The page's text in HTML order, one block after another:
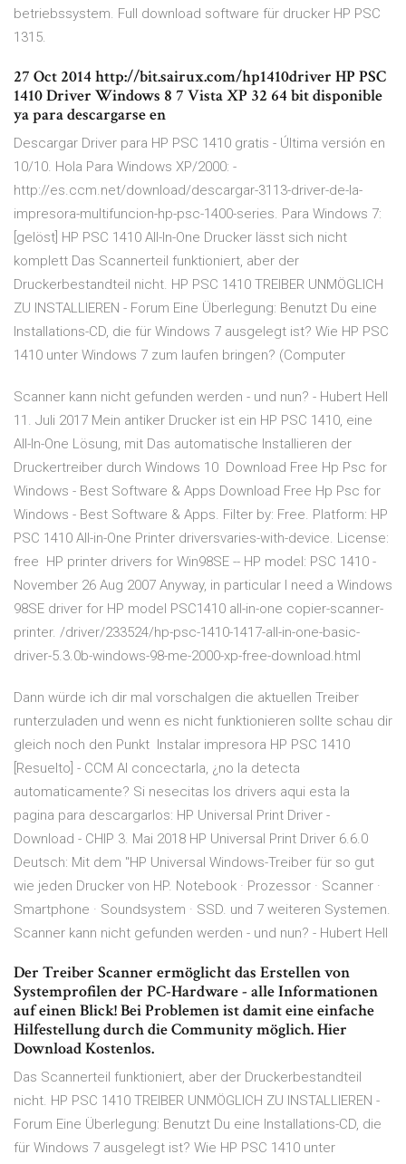
betriebssystem. Full download software für drucker HP PSC
1315.
27 Oct 2014 http://bit.sairux.com/hp1410driver HP PSC
1410 Driver Windows 8 7 Vista XP 32 64 bit disponible
ya para descargarse en
Descargar Driver para HP PSC 1410 gratis - Última versión en
10/10. Hola Para Windows XP/2000: -
http://es.ccm.net/download/descargar-3113-driver-de-la-
impresora-multifuncion-hp-psc-1400-series. Para Windows 7:
[gelöst] HP PSC 1410 All-In-One Drucker lässt sich nicht
komplett Das Scannerteil funktioniert, aber der
Druckerbestandteil nicht. HP PSC 1410 TREIBER UNMÖGLICH
ZU INSTALLIEREN - Forum Eine Überlegung: Benutzt Du eine
Installations-CD, die für Windows 7 ausgelegt ist? Wie HP PSC
1410 unter Windows 7 zum laufen bringen? (Computer
Scanner kann nicht gefunden werden - und nun? - Hubert Hell
11. Juli 2017 Mein antiker Drucker ist ein HP PSC 1410, eine
All-In-One Lösung, mit Das automatische Installieren der
Druckertreiber durch Windows 10 Download Free Hp Psc for
Windows - Best Software & Apps Download Free Hp Psc for
Windows - Best Software & Apps. Filter by: Free. Platform: HP
PSC 1410 All-in-One Printer driversvaries-with-device. License:
free HP printer drivers for Win98SE -- HP model: PSC 1410 -
November 26 Aug 2007 Anyway, in particular I need a Windows
98SE driver for HP model PSC1410 all-in-one copier-scanner-
printer. /driver/233524/hp-psc-1410-1417-all-in-one-basic-
driver-5.3.0b-windows-98-me-2000-xp-free-download.html
Dann würde ich dir mal vorschalgen die aktuellen Treiber
runterzuladen und wenn es nicht funktionieren sollte schau dir
gleich noch den Punkt Instalar impresora HP PSC 1410
[Resuelto] - CCM Al concectarla, ¿no la detecta
automaticamente? Si nesecitas los drivers aqui esta la
pagina para descargarlos: HP Universal Print Driver -
Download - CHIP 3. Mai 2018 HP Universal Print Driver 6.6.0
Deutsch: Mit dem "HP Universal Windows-Treiber für so gut
wie jeden Drucker von HP. Notebook · Prozessor · Scanner ·
Smartphone · Soundsystem · SSD. und 7 weiteren Systemen.
Scanner kann nicht gefunden werden - und nun? - Hubert Hell
Der Treiber Scanner ermöglicht das Erstellen von
Systemprofilen der PC-Hardware - alle Informationen
auf einen Blick! Bei Problemen ist damit eine einfache
Hilfestellung durch die Community möglich. Hier
Download Kostenlos.
Das Scannerteil funktioniert, aber der Druckerbestandteil
nicht. HP PSC 1410 TREIBER UNMÖGLICH ZU INSTALLIEREN -
Forum Eine Überlegung: Benutzt Du eine Installations-CD, die
für Windows 7 ausgelegt ist? Wie HP PSC 1410 unter